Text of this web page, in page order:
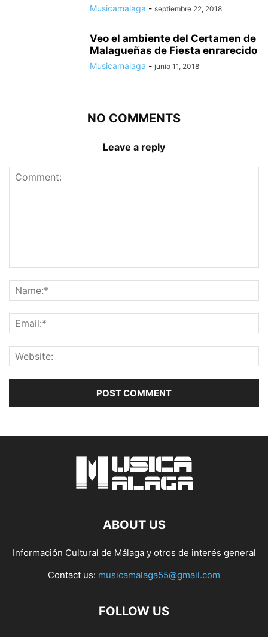
Musicamalaga - septiembre 22, 2018
Veo el ambiente del Certamen de
Malagueñas de Fiesta enrarecido
Musicamalaga - junio 11, 2018
NO COMMENTS
Leave a reply
ABOUT US
Información Cultural de Málaga y otros de interés general
Contact us: musicamalaga55@gmail.com
FOLLOW US